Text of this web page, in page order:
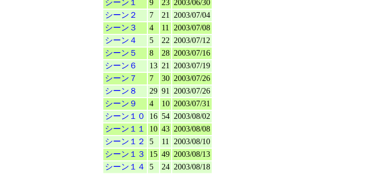
シーン１
9 23 2003/06/30
シーン２
7 21
2003/07/04
シーン３
4 11
2003/07/08
シーン４
5 22 2003/07/12
シーン５
8 28 2003/07/16
シーン６
13 21
2003/07/19
シーン７
7 30 2003/07/26
シーン８
29 91
2003/07/26
シーン９
4 10 2003/07/31
シーン１０
16 54 2003/08/02
シーン１１
10 43 2003/08/08
シーン１２
5 11
2003/08/10
シーン１３
15 49 2003/08/13
シーン１４
5 24 2003/08/18